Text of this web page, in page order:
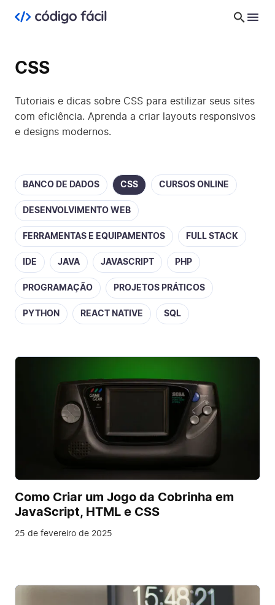
CSS
Tutoriais e dicas sobre CSS para estilizar seus sites
com eficiência. Aprenda a criar layouts responsivos
e designs modernos.
BANCO DE DADOS CSS CURSOS ONLINE
DESENVOLVIMENTO WEB
FERRAMENTAS E EQUIPAMENTOS FULL STACK
IDE JAVA JAVASCRIPT PHP
PROGRAMAÇÃO PROJETOS PRÁTICOS
PYTHON REACT NATIVE SQL
Como Criar um Jogo da Cobrinha em
JavaScript, HTML e CSS
25 de fevereiro de 2025